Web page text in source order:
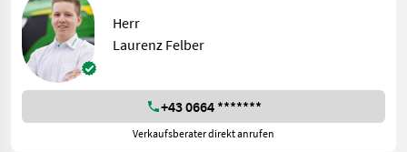
Herr
Laurenz Felber
+43 0664 *******
Verkaufsberater direkt anrufen